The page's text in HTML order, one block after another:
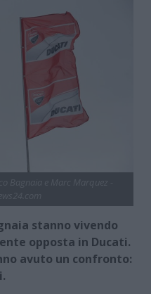
stanno vivendo
opposta in Ducati.
avuto un confronto: